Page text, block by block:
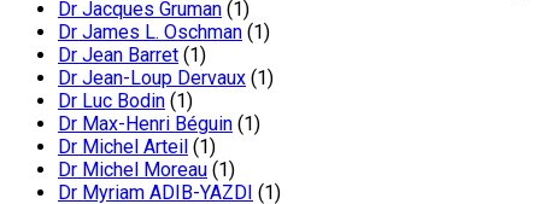
Dr Jacques Gruman (1)
Dr James L. Oschman (1)
Dr Jean Barret (1)
Dr Jean-Loup Dervaux (1)
Dr Luc Bodin (1)
Dr Max-Henri Béguin (1)
Dr Michel Arteil (1)
Dr Michel Moreau (1)
Dr Myriam ADIB-YAZDI (1)